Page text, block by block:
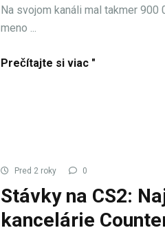
Na svojom kanáli mal takmer
meno ...
Prečítajte si viac "
Pred 2 roky 0
Stávky na CS2:
kancelárie